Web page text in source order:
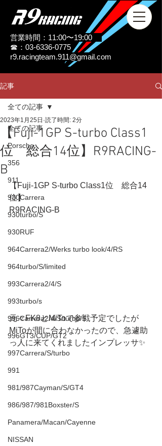
営業時間：11:00〜19:00
☎：03-6336-0775
r9.racingteam.911@gmail.com
記事
全ての記事
Porsche
356
911
930Carrera
930turbo/S
930RUF
964Carrera2/Werks turbo look/4/RS
964turbo/S/limited
993Carrera2/4/S
993turbo/s
996Carrera2/4/S/turbo/S
996GT3/CUP/GT2
997Carrera/S/turbo
991
981/987Cayman/S/GT4
986/987/981Boxster/S
Panamera/Macan/Cayenne
NISSAN
全ての記事
【Fuji-1GP S-turbo Class1
位 総合14位】R9RACING-
B
2023年1月25日 読了時間: 2分
【Fuji-1GP S-turbo Class1位　総合14
位】
R9RACING-B
元々FK8とMiToで参戦予定でしたが
MiToが間に合わなかったので、急遽助
っ人に来てくれましたインプレッサ✨